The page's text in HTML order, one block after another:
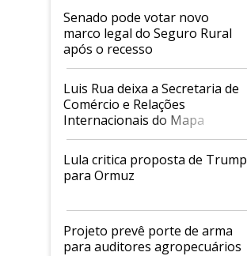
Senado pode votar novo
marco legal do Seguro Rural
após o recesso
Luis Rua deixa a Secretaria de
Comércio e Relações
Internacionais do Mapa
Lula critica proposta de Trump
para Ormuz
Projeto prevê porte de arma
para auditores agropecuários